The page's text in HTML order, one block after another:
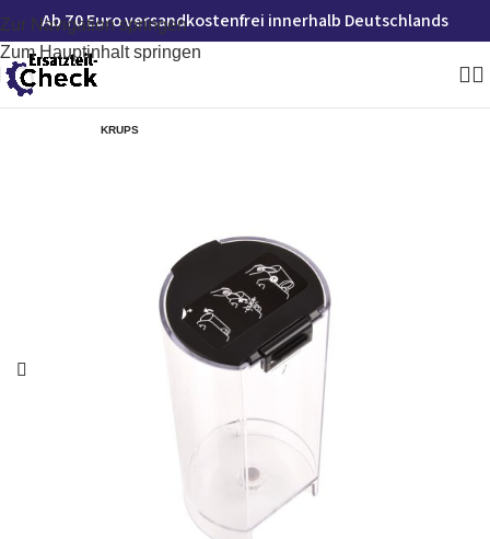
Zur Navigation springen
Zum Hauptinhalt springen
Ab 70 Euro versandkostenfrei innerhalb Deutschlands
KRUPS